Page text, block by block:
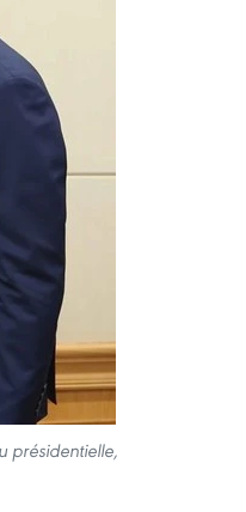
présidentielle,